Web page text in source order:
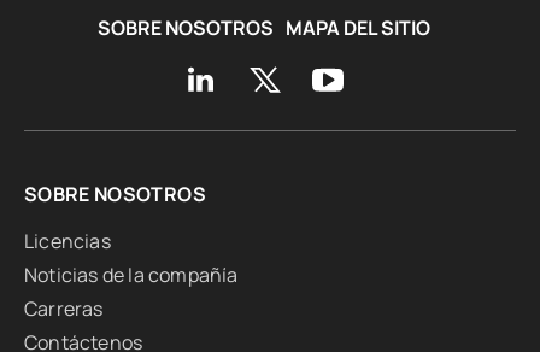
SOBRE NOSOTROS MAPA DEL SITIO
SOBRE NOSOTROS
Licencias
Noticias de la compañía
Carreras
Contáctenos